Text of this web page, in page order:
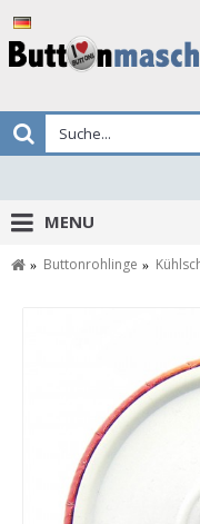
MENU
Buttonrohlinge